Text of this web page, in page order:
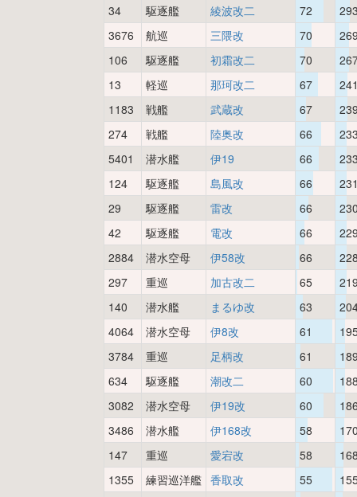
34
駆逐艦 綾波改二 72
3676
航巡 三隈改 70
106
駆逐艦 初霜改二 70
13
軽巡 那珂改二 67
1183
戦艦 武蔵改 67
274
戦艦 陸奥改 66
5401
潜水艦 伊19 66
124
駆逐艦 島風改 66
29
駆逐艦 雷改 66
42
駆逐艦 電改 66
2884
潜水空母 伊58改 66
297
重巡 加古改二 65
140
潜水艦 まるゆ改 63
4064
潜水空母 伊8改 61
3784
重巡 足柄改 61
634
駆逐艦 潮改二 60
3082
潜水空母 伊19改 60
3486
潜水艦 伊168改 58
147
重巡 愛宕改 58
1355
練習巡洋艦 香取改 55